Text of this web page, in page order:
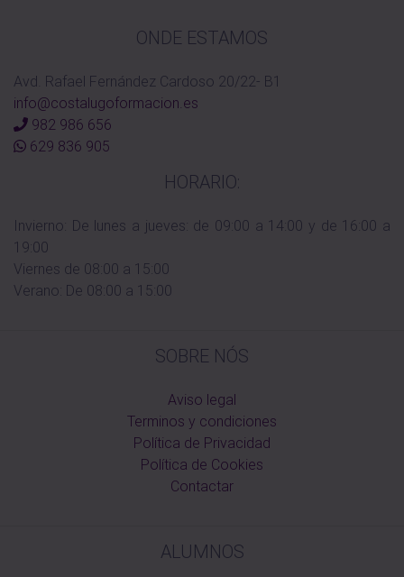
ONDE ESTAMOS
Avd. Rafael Fernández Cardoso 20/22- B1
info@costalugoformacion.es
982 986 656
629 836 905
HORARIO:
Invierno: De lunes a jueves: de 09:00 a 14:00 y de 16:00 a
19:00
Viernes de 08:00 a 15:00
Verano: De 08:00 a 15:00
SOBRE NÓS
Aviso legal
Terminos y condiciones
Política de Privacidad
Política de Cookies
Contactar
ALUMNOS